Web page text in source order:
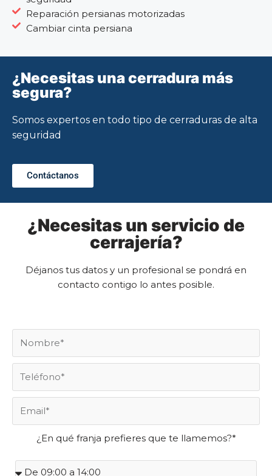
Reparación persianas motorizadas
Cambiar cinta persiana
¿Necesitas una cerradura más
segura?
Somos expertos en todo tipo de cerraduras de alta
seguridad
Contáctanos
¿Necesitas un servicio de
cerrajería?
Déjanos tus datos y un profesional se pondrá en
contacto contigo lo antes posible.
¿En qué franja prefieres que te llamemos?*